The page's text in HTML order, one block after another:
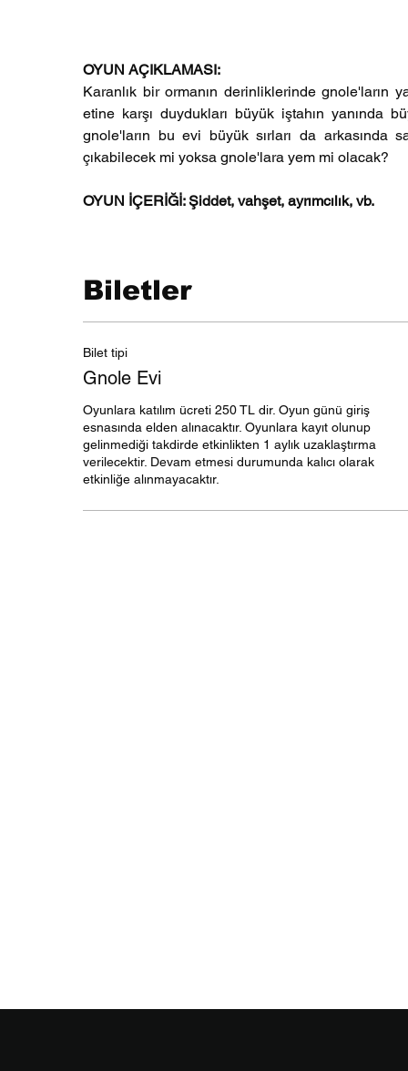
OYUN AÇIKLAMASI:
Karanlık bir ormanın derinliklerinde gnole'ların
etine karşı duydukları büyük iştahın yanında
gnole'ların bu evi büyük sırları da arkasında
çıkabilecek mi yoksa gnole'lara yem mi olacak?
OYUN İÇERİĞİ: Şiddet, vahşet, ayrımcılık, vb.
Biletler
Bilet tipi
Gnole Evi
Oyunlara katılım ücreti 250 TL dir. Oyun günü giriş
esnasında elden alınacaktır. Oyunlara kayıt olunup
gelinmediği takdirde etkinlikten 1 aylık uzaklaştırma
verilecektir. Devam etmesi durumunda kalıcı olarak
etkinliğe alınmayacaktır.